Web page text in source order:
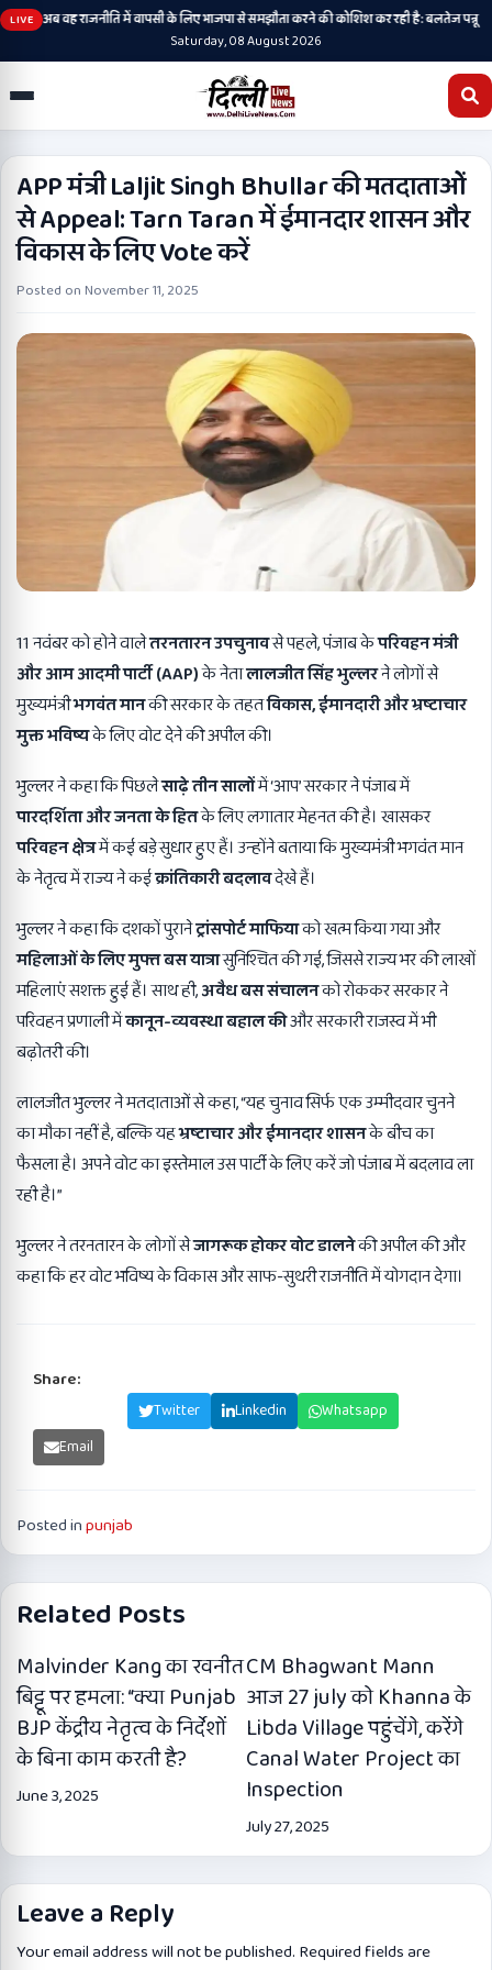
LIVEहै, अब वह राजनीति में वापसी के लिए भाजपा से समझौता करने की कोशिश कर रही है: बलतेज पन्नू •
Saturday, 08 August 2026
APP मंत्री Laljit Singh Bhullar की मतदाताओं
से Appeal: Tarn Taran में ईमानदार शासन और
विकास के लिए Vote करें
Posted onNovember 11, 2025
11 नवंबर को होने वालेतरनतारन उपचुनावसे पहले, पंजाब केपरिवहन मंत्री
और आम आदमी पार्टी (AAP)के नेतालालजीत सिंह भुल्लरने लोगों से
मुख्यमंत्रीभगवंत मानकी सरकार के तहतविकास,ईमानदारी और भ्रष्टाचार
मुक्त भविष्यके लिए वोट देने की अपील की।
भुल्लर ने कहा कि पिछलेसाढ़े तीन सालोंमें ‘आप’ सरकार ने पंजाब में
पारदर्शिता और जनता के हितके लिए लगातार मेहनत की है। खासकर
परिवहन क्षेत्रमें कई बड़े सुधार हुए हैं। उन्होंने बताया कि मुख्यमंत्री भगवंत मान
के नेतृत्व में राज्य ने कईक्रांतिकारी बदलावदेखे हैं।
भुल्लर ने कहा कि दशकों पुरानेट्रांसपोर्ट माफियाको खत्म किया गया और
महिलाओं के लिए मुफ्त बस यात्रासुनिश्चित की गई, जिससे राज्य भर की लाखों
महिलाएं सशक्त हुई हैं। साथ ही,अवैध बस संचालनको रोककर सरकार ने
परिवहन प्रणाली मेंकानून-व्यवस्था बहाल कीऔर सरकारी राजस्व में भी
बढ़ोतरी की।
लालजीत भुल्लर ने मतदाताओं से कहा, “यह चुनाव सिर्फ एक उम्मीदवार चुनने
का मौका नहीं है, बल्कि यहभ्रष्टाचार और ईमानदार शासनके बीच का
फैसला है। अपने वोट का इस्तेमाल उस पार्टी के लिए करें जो पंजाब में बदलाव ला
रही है।”
भुल्लर ने तरनतारन के लोगों सेजागरूक होकर वोट डालनेकी अपील की और
कहा कि हर वोट भविष्य के विकास और साफ-सुथरी राजनीति में योगदान देगा।
Share:
Twitter Linkedin
Whatsapp
Email
Posted inpunjab
Related Posts
Malvinder Kang का रवनीत
बिट्टू पर हमला: “क्या Punjab
BJP केंद्रीय नेतृत्व के निर्देशों
के बिना काम करती है?
June 3, 2025
CM Bhagwant Mann
आज 27 july को Khanna के
Libda Village पहुंचेंगे, करेंगे
Canal Water Project का
Inspection
July 27, 2025
Leave a Reply
Your email address will not be published. Required fields are